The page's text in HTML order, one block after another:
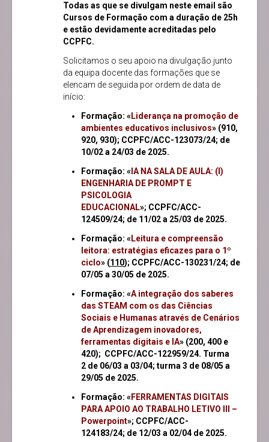
Todas as que se divulgam neste email são
Cursos de Formação com a duração de 25h
e estão devidamente acreditadas pelo
CCPFC.
Solicitamos o seu apoio na divulgação junto
da equipa docente das formações que se
elencam de seguida por ordem de data de
início:
Formação: «Liderança na promoção de
ambientes educativos inclusivos» (910,
920, 930); CCPFC/ACC-123073/24; de
10/02 a 24/03 de 2025.
Formação: « IA NA SALA DE AULA: (I)
ENGENHARIA DE PROMPT E
PSICOLOGIA
EDUCACIONAL»; CCPFC/ACC-
124509/24; de 11/02 a 25/03 de 2025.
Formação: «Leitura e compreensão
leitora: estratégias eficazes para o 1º
ciclo» (110); CCPFC/ACC-130231/24; de
07/05 a 30/05 de 2025.
Formação: «A integração dos saberes
das STEAM com os das Ciências
Sociais e Humanas através de Cenários
de Aprendizagem inovadores,
ferramentas digitais e IA» (200, 400 e
420); CCPFC/ACC-122959/24. Turma
2 de 06/03 a 03/04; turma 3 de 08/05 a
29/05 de 2025.
Formação: «FERRAMENTAS DIGITAIS
PARA APOIO AO TRABALHO LETIVO III –
Powerpoint»; CCPFC/ACC-
124183/24; de 12/03 a 02/04 de 2025.